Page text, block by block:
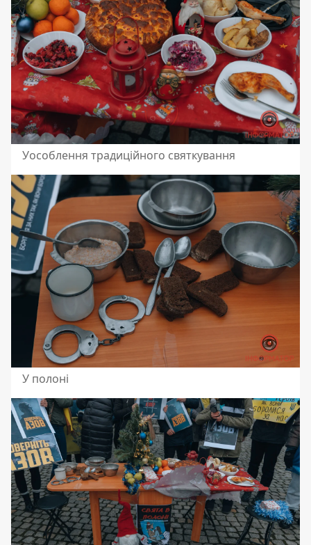
Уособлення традиційного святкування
У полоні